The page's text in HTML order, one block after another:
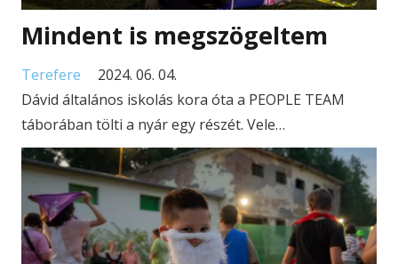
Mindent is megszögeltem
Terefere
2024. 06. 04.
Dávid általános iskolás kora óta a PEOPLE TEAM
táborában tölti a nyár egy részét. Vele…